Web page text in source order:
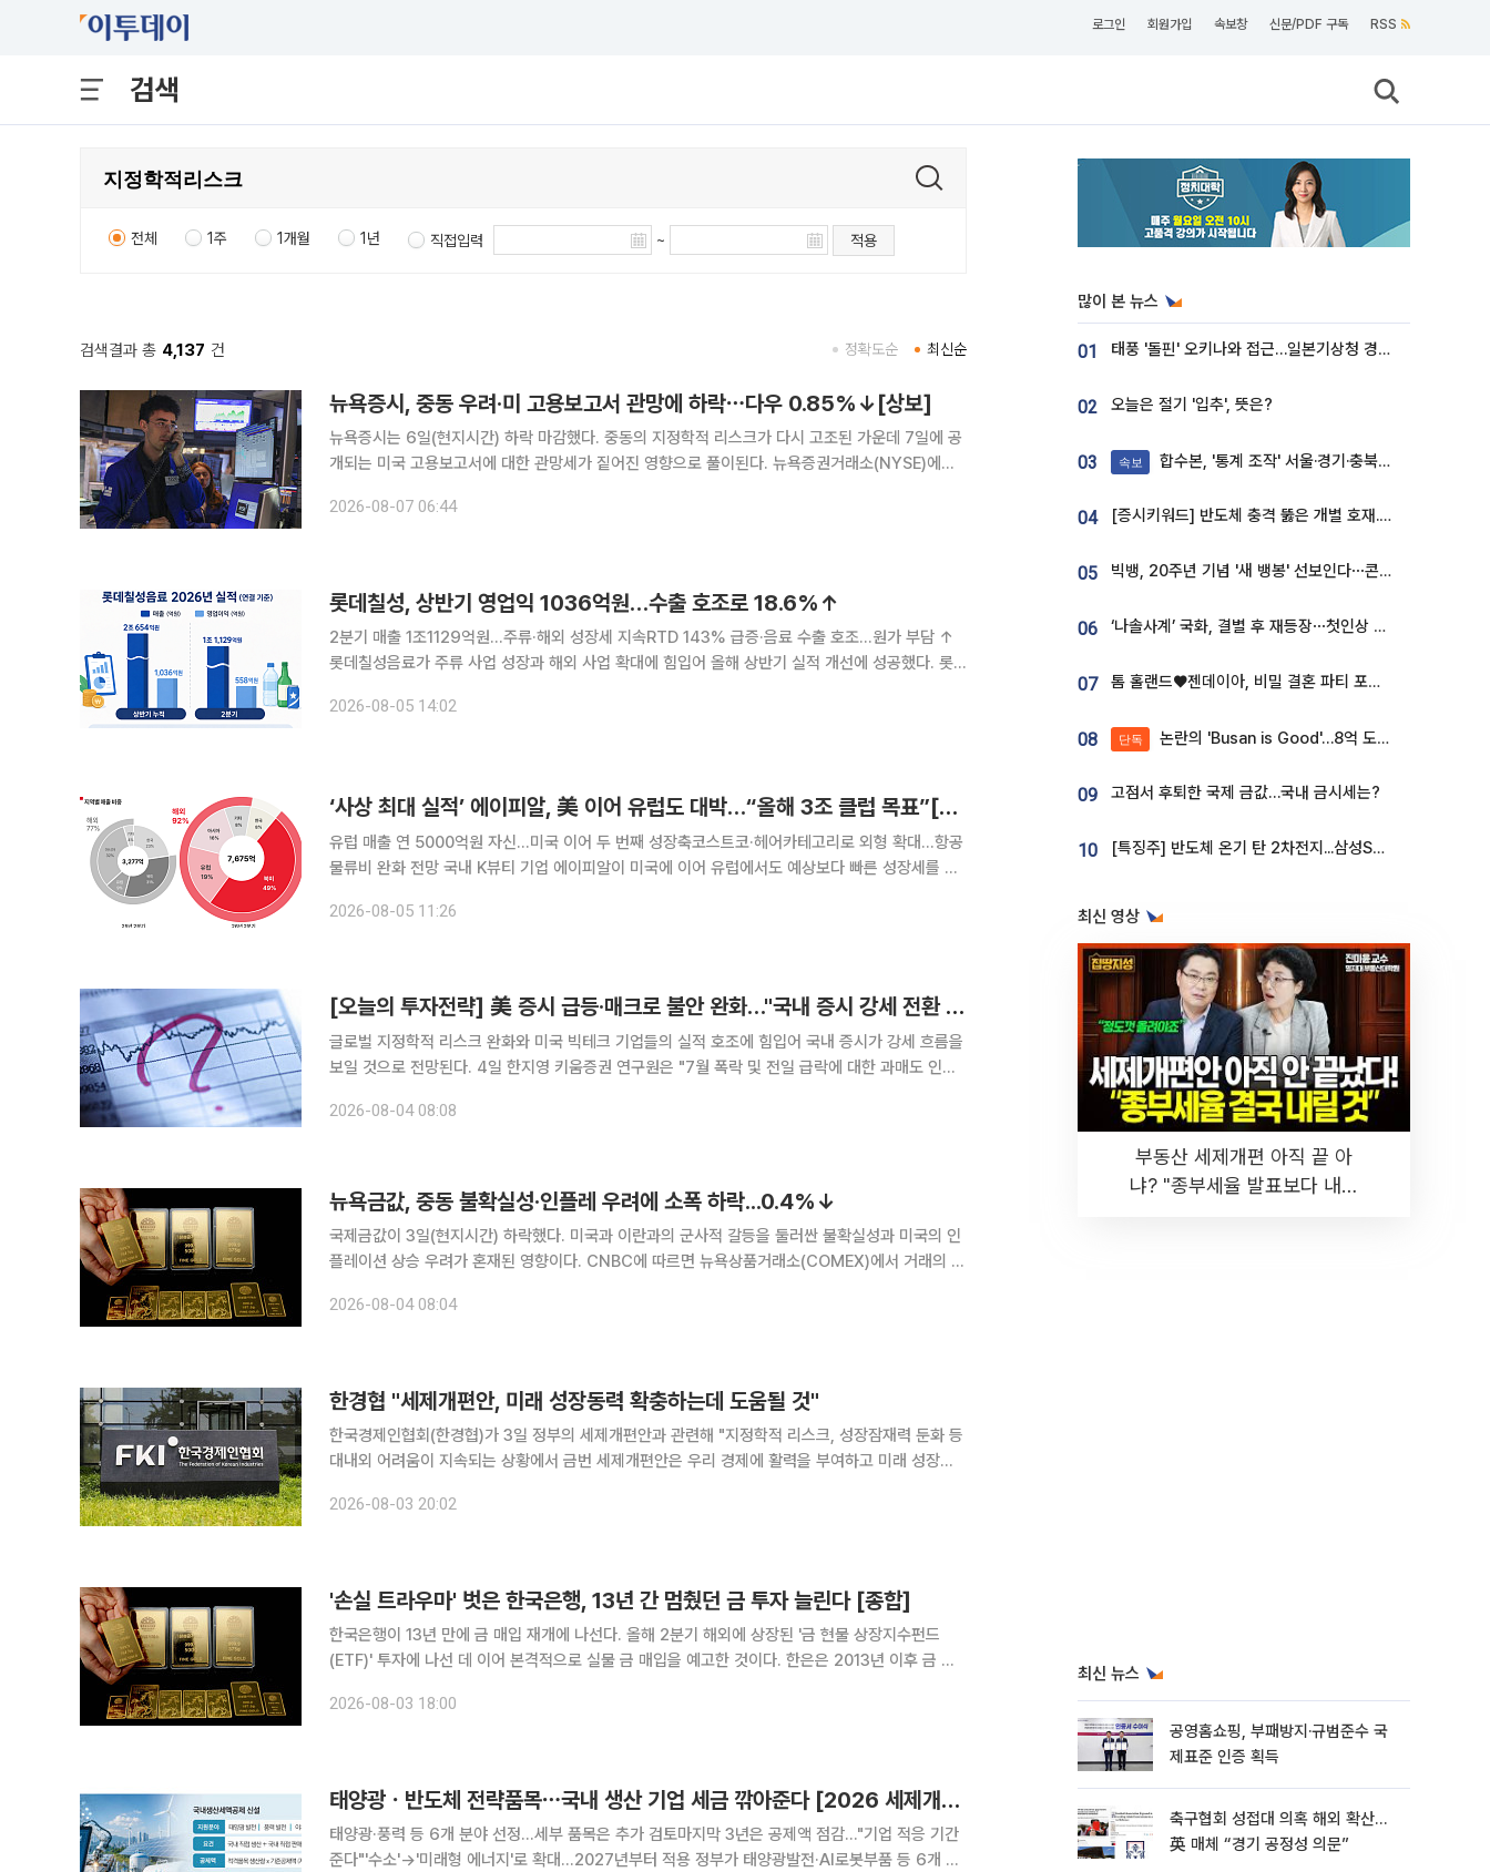
로그인 회원가입 속보창 신문/PDF 구독 RSS
검색
전체 1주 1개월 1년 직접입력 ~ 적용
검색결과 총 4,137 건 최신순
정확도순
뉴욕증시, 중동 우려·미 고용보고서 관망에 하락⋯다우 0.85%↓[상보]
뉴욕증시는 6일(현지시간) 하락 마감했다. 중동의 지정학적 리스크가 다시 고조된 가운데 7일에 공
개되는 미국 고용보고서에 대한 관망세가 짙어진 영향으로 풀이된다. 뉴욕증권거래소(NYSE)에서
리했다. S&P500지수는 13.59포인트(0.18%) 내린 7
2026-08-07 06:44
롯데칠성, 상반기 영업익 1036억원…수출 호조로 18.6%↑
2분기 매출 1조1129억원…주류·해외 성장세 지속RTD 143% 급증·음료 수출 호조…원가 부담 ↑
롯데칠성음료가 주류 사업 성장과 해외 사업 확대에 힘입어 올해 상반기 실적 개선에 성공했다. 롯
혔다. 지난해 같은 기간보다 각각 3.4%, 18.6% 증가
2026-08-05 14:02
‘사상 최대 실적’ 에이피알, 美 이어 유럽도 대박…“올해 3조 클럽 목표”[종합]
유럽 매출 연 5000억원 자신…미국 이어 두 번째 성장축코스트코·헤어카테고리로 외형 확대…항공
물류비 완화 전망 국내 K뷰티 기업 에이피알이 미국에 이어 유럽에서도 예상보다 빠른 성장세를 보
유럽 온라인 시장 안착 등을 바탕으로 외형 성장을 이어간다는 전략이다
2026-08-05 11:26
[오늘의 투자전략] 美 증시 급등·매크로 불안 완화…"국내 증시 강세 전환 전망"
글로벌 지정학적 리스크 완화와 미국 빅테크 기업들의 실적 호조에 힘입어 국내 증시가 강세 흐름을
보일 것으로 전망된다. 4일 한지영 키움증권 연구원은 "7월 폭락 및 전일 급락에 대한 과매도 인식
름을 보일 전망"이라며 "AI 밸류체인 핵심 중 하나
2026-08-04 08:08
뉴욕금값, 중동 불확실성·인플레 우려에 소폭 하락...0.4%↓
국제금값이 3일(현지시간) 하락했다. 미국과 이란과의 군사적 갈등을 둘러싼 불확실성과 미국의 인
플레이션 상승 우려가 혼재된 영향이다. CNBC에 따르면 뉴욕상품거래소(COMEX)에서 거래의 중
마감했다. 현물 금 가격은 온스당 0.3% 하락한 40
2026-08-04 08:04
한경협 "세제개편안, 미래 성장동력 확충하는데 도움될 것"
한국경제인협회(한경협)가 3일 정부의 세제개편안과 관련해 "지정학적 리스크, 성장잠재력 둔화 등
대내외 어려움이 지속되는 상황에서 금번 세제개편안은 우리 경제에 활력을 부여하고 미래 성장동
생산세액공제 도입과 국가전략기술 적용 범위 확대는 국내 생산 기반을
2026-08-03 20:02
'손실 트라우마' 벗은 한국은행, 13년 간 멈췄던 금 투자 늘린다 [종합]
한국은행이 13년 만에 금 매입 재개에 나선다. 올해 2분기 해외에 상장된 '금 현물 상장지수펀드
(ETF)' 투자에 나선 데 이어 본격적으로 실물 금 매입을 예고한 것이다. 한은은 2013년 이후 금 보
안해 금 매입 확대 기조로 전환하겠다는 구상이다. 이에 한
2026-08-03 18:00
태양광ㆍ반도체 전략품목⋯국내 생산 기업 세금 깎아준다 [2026 세제개편]
태양광·풍력 등 6개 분야 선정…세부 품목은 추가 검토마지막 3년은 공제액 점감…"기업 적응 기간
준다"'수소'→'미래형 에너지'로 확대…2027년부터 적용 정부가 태양광발전·AI로봇부품 등 6개 분
많이 본 뉴스
01 태풍 '돌핀' 오키나와 접근…일본기상청 경로 업데이트
02 오늘은 절기 '입추', 뜻은?
03 속보 합수본, '통계 조작' 서울·경기·충북 선관위 등 추가 압수수색
04 [증시키워드] 반도체 충격 뚫은 개별 호재...포스코퓨처엠·에코프로·한화솔루션 '눈길'
05 빅뱅, 20주년 기념 '새 뱅봉' 선보인다⋯콘서트 앞두고 팝업 개최
06 ‘나솔사계’ 국화, 결별 후 재등장⋯첫인상 투표 휩쓸고 ‘인기녀’ 등극
07 톰 홀랜드♥젠데이아, 비밀 결혼 파티 포착⋯호텔 대관비만 9억
08 단독 논란의 'Busan is Good'…8억 도시브랜드, 용산 대통령실 CI 업체가 수행
09 고점서 후퇴한 국제 금값…국내 금시세는?
10 [특징주] 반도체 온기 탄 2차전지...삼성SDI, 장 초반 7% 넘게 껑충
최신 영상
부동산 세제개편 아직 끝 아
냐? "종부세율 발표보다 내릴
최신 뉴스
공영홈쇼핑, 부패방지·규범준수 국
제표준 인증 획득
축구협회 성접대 의혹 해외 확산…
英 매체 “경기 공정성 의문”